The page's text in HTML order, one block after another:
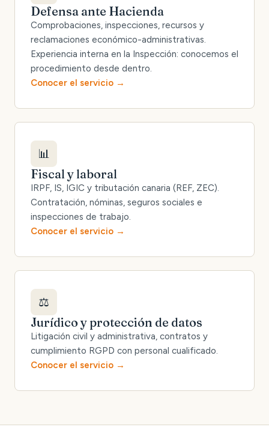
Defensa ante Hacienda
Comprobaciones, inspecciones, recursos y
reclamaciones económico-administrativas.
Experiencia interna en la Inspección: conocemos el
procedimiento desde dentro.
Conocer el servicio
📊
Fiscal y laboral
IRPF, IS, IGIC y tributación canaria (REF, ZEC).
Contratación, nóminas, seguros sociales e
inspecciones de trabajo.
Conocer el servicio
⚖️
Jurídico y protección de datos
Litigación civil y administrativa, contratos y
cumplimiento RGPD con personal cualificado.
Conocer el servicio